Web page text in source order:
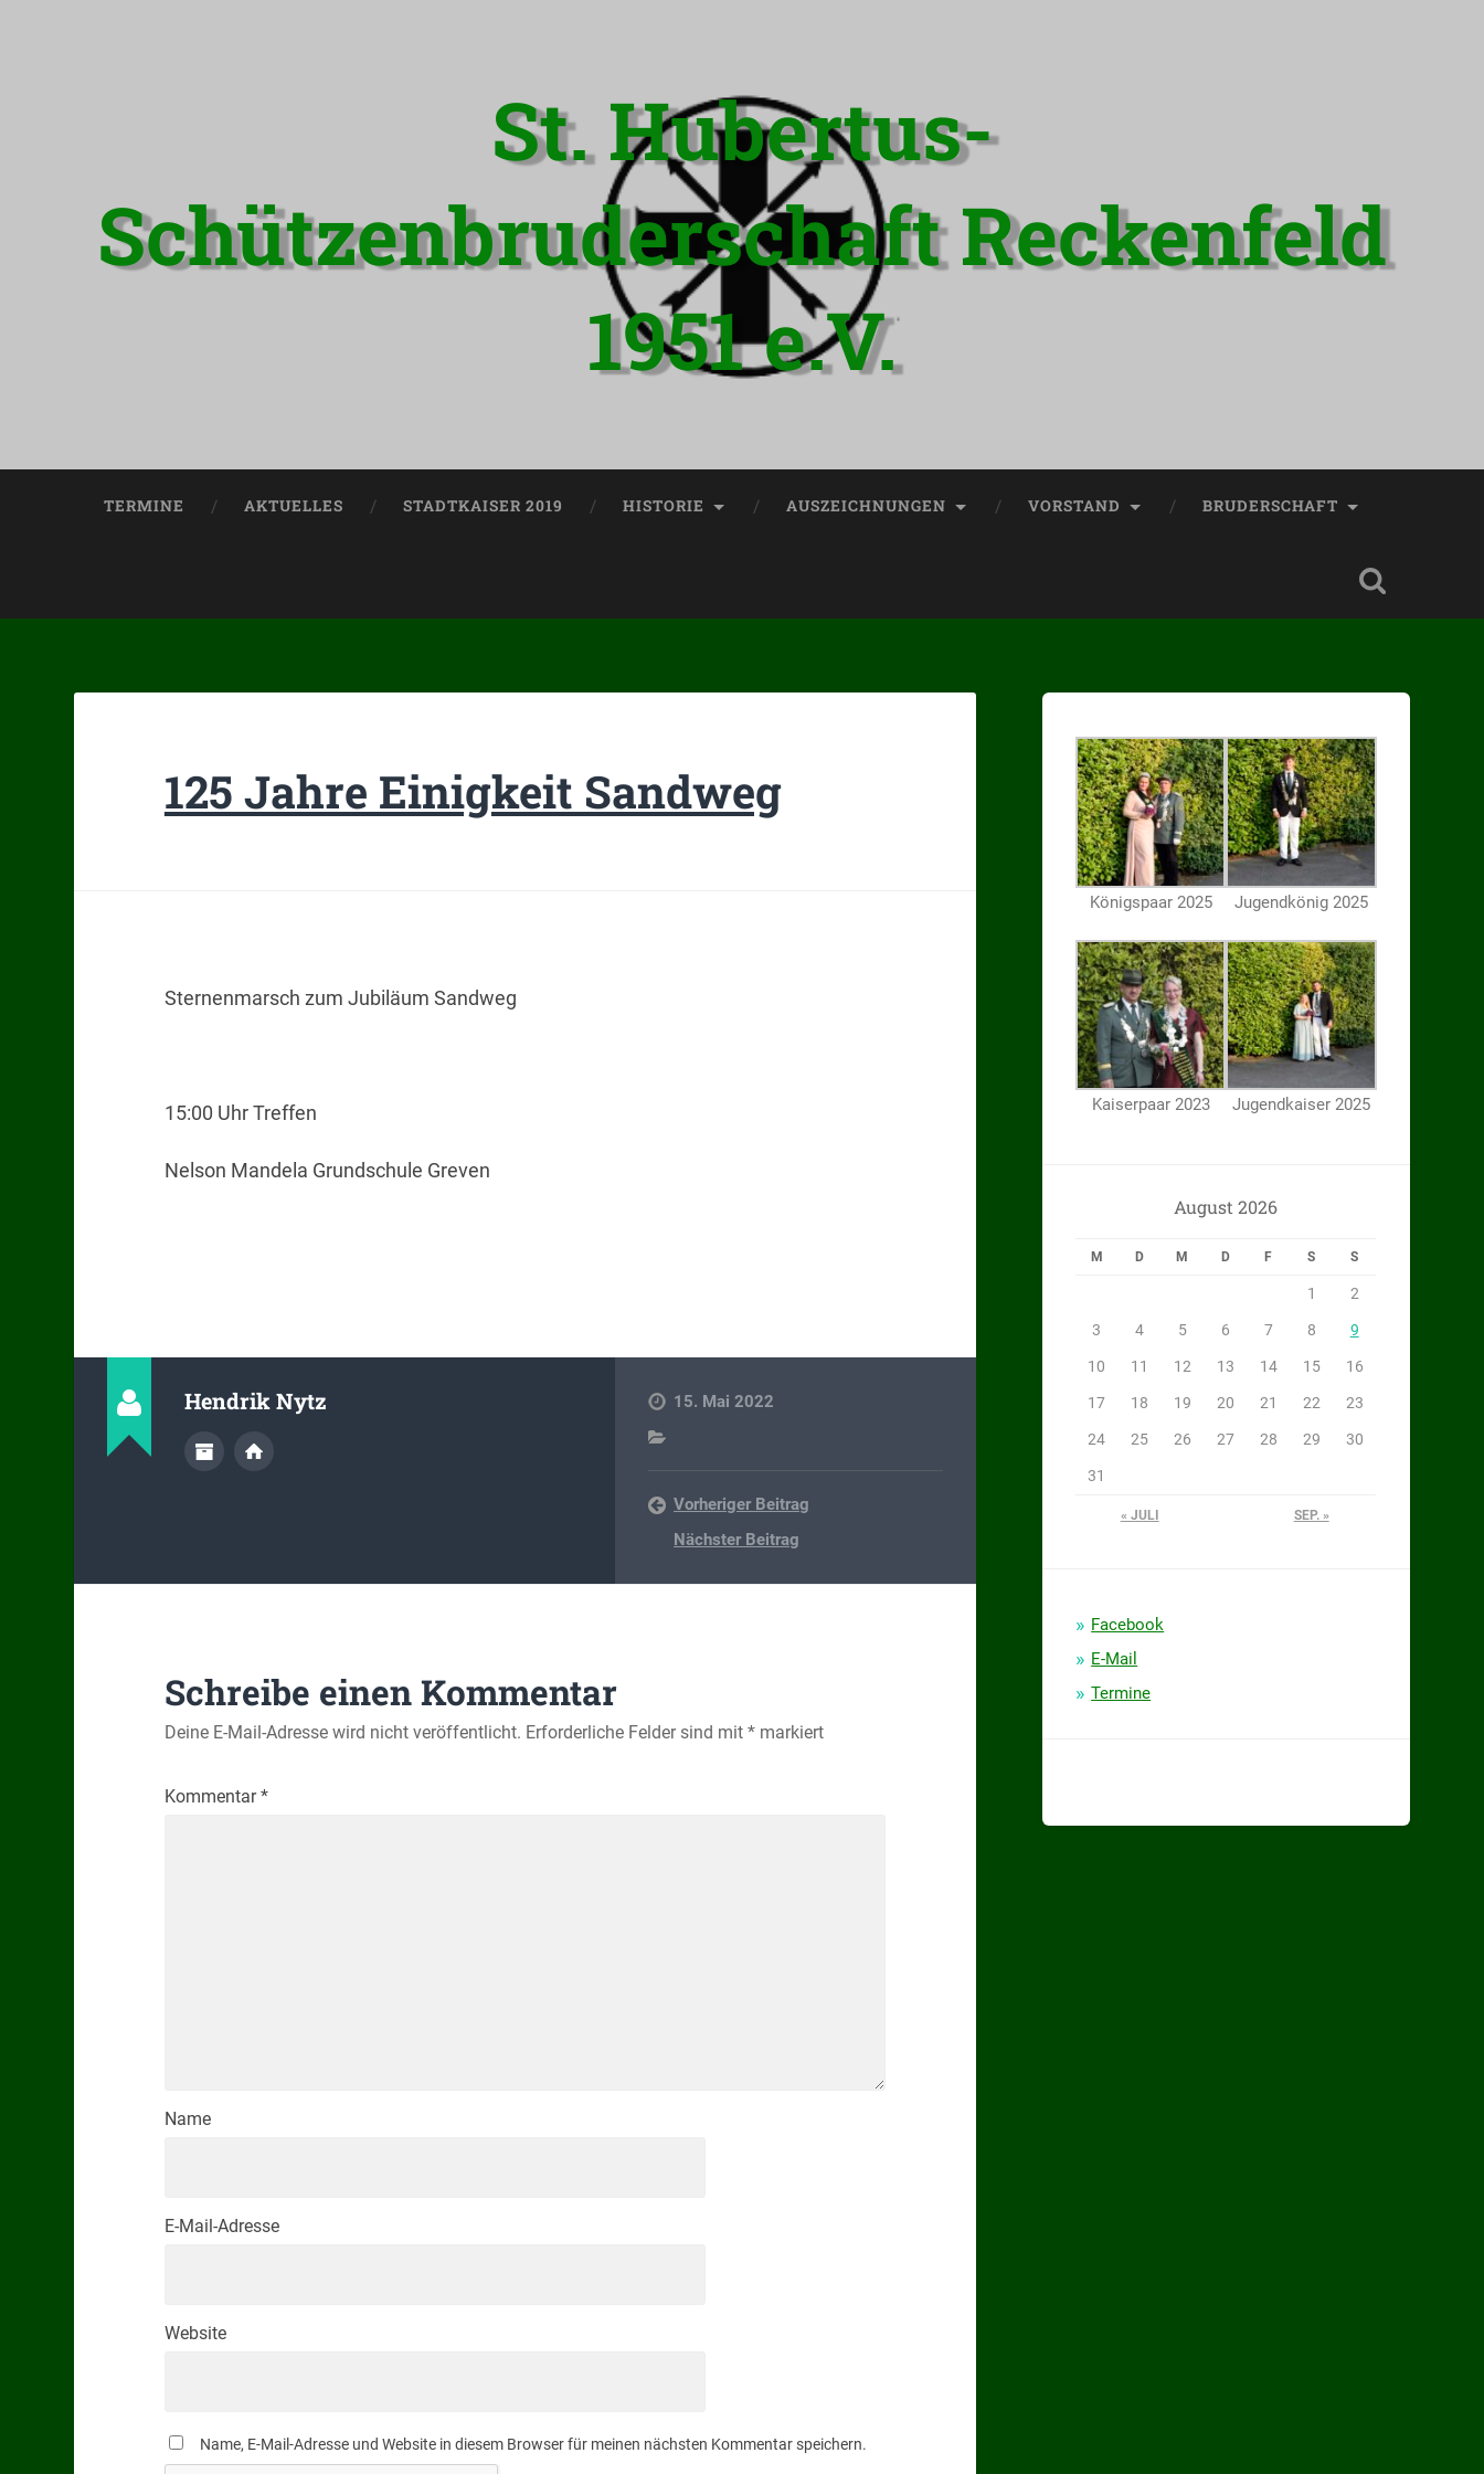
St. Hubertus-
Schützenbruderschaft Reckenfeld
1951 e.V.
TERMINE AKTUELLES STADTKAISER 2019 HISTORIE AUSZEICHNUNGEN VORSTAND BRUDERSCHAFT
125 Jahre Einigkeit Sandweg
Sternenmarsch zum Jubiläum Sandweg
15:00 Uhr Treffen
Nelson Mandela Grundschule Greven
Hendrik Nytz 15. Mai 2022
Vorheriger Beitrag
Nächster Beitrag
Schreibe einen Kommentar
Deine E-Mail-Adresse wird nicht veröffentlicht. Erforderliche Felder sind mit *markiert
Kommentar*
Name
E-Mail-Adresse
Website
Name, E-Mail-Adresse und Website in diesem Browser für meinen nächsten Kommentar speichern.
Königspaar 2025 Jugendkönig 2025
Kaiserpaar 2023 Jugendkaiser 2025
August 2026
M D M D F S S
1 2
3 4 5 6 7 8 9
10 11 12 13 14 15 16
17 18 19 20 21 22 23
24 25 26 27 28 29 30
31
« JULI SEP. »
Facebook
E-Mail
Termine